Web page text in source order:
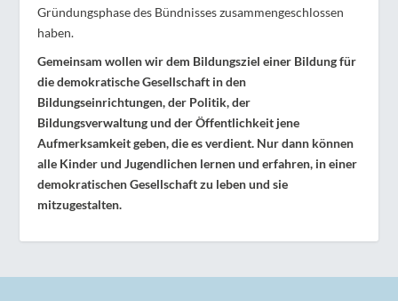
Gründungsphase des Bündnisses zusammengeschlossen
haben.
Gemeinsam wollen wir dem Bildungsziel einer Bildung für
die demokratische Gesellschaft in den
Bildungseinrichtungen, der Politik, der
Bildungsverwaltung und der Öffentlichkeit jene
Aufmerksamkeit geben, die es verdient. Nur dann können
alle Kinder und Jugendlichen lernen und erfahren, in einer
demokratischen Gesellschaft zu leben und sie
mitzugestalten.